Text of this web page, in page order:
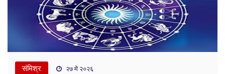
संमिश्र २७ मे २०२६